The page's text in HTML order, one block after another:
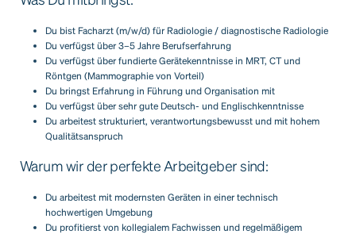
Du bist Facharzt (m/w/d) für Radiologie / diagnostische Radiologie
Du verfügst über 3–5 Jahre Berufserfahrung
Du verfügst über fundierte Gerätekenntnisse in MRT, CT und
Röntgen (Mammographie von Vorteil)
Du bringst Erfahrung in Führung und Organisation mit
Du verfügst über sehr gute Deutsch- und Englischkenntnisse
Du arbeitest strukturiert, verantwortungsbewusst und mit hohem
Qualitätsanspruch
Warum wir der perfekte Arbeitgeber sind:
Du arbeitest mit modernsten Geräten in einer technisch
hochwertigen Umgebung
Du profitierst von kollegialem Fachwissen und regelmäßigem